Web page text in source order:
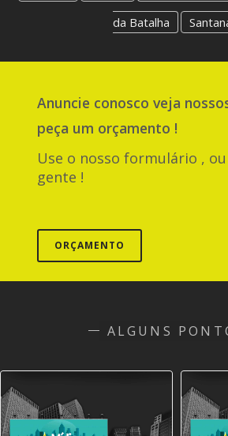
da Batalha
Anuncie conosco veja
peça um orçamento !
Use o nosso formulário ,
gente !
ORÇAMENTO
ALGUNS